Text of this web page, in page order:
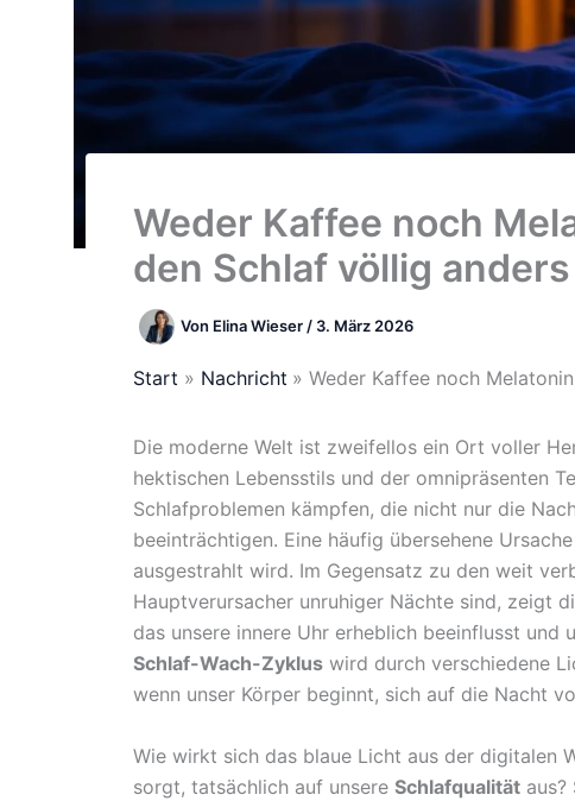
Weder Kaffee noch
den Schlaf völlig anders
Von Elina Wieser / 3. März 2026
Start Nachricht Weder Kaffee noch
Die moderne Welt ist zweifellos ein Ort voller
hektischen Lebensstils und der omnipräsenten
Schlafproblemen kämpfen, die nicht nur die
beeinträchtigen. Eine häufig übersehene
ausgestrahlt wird. Im Gegensatz zu den weit
Hauptverursacher unruhiger Nächte sind, zeigt
das unsere innere Uhr erheblich beeinflusst und
Schlaf-Wach-Zyklus wird durch verschiedene
wenn unser Körper beginnt, sich auf die Nacht
Wie wirkt sich das blaue Licht aus der digitalen
sorgt, tatsächlich auf unsere Schlafqualität